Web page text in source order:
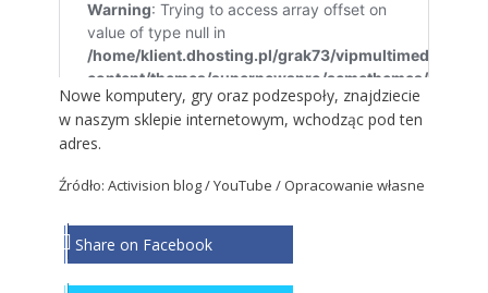
Nowe komputery, gry oraz podzespoły, znajdziecie
w naszym sklepie internetowym, wchodząc pod ten
adres.
Źródło: Activision blog / YouTube / Opracowanie własne
Share on Facebook